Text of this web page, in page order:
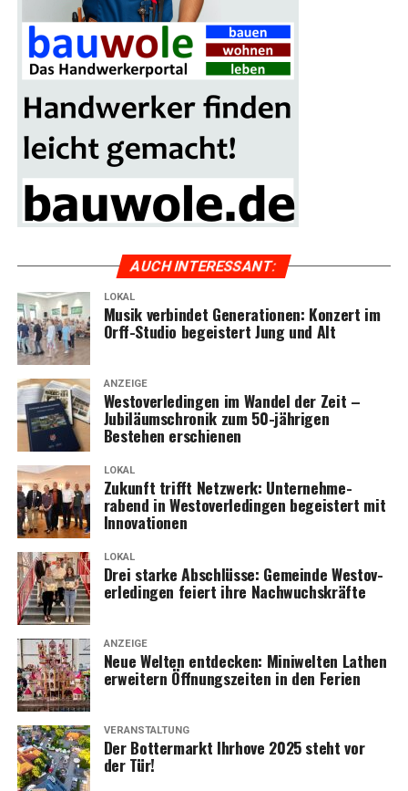
AUCH INTER­ES­SANT:
LOKAL
Musik ver­bin­det Gene­ra­tio­nen: Kon­zert im
Orff-Stu­dio begeis­tert Jung und Alt
ANZEIGE
Wes­t­ov­er­le­din­gen im Wan­del der Zeit –
Jubi­lä­umschro­nik zum 50-jäh­ri­gen
Bestehen erschienen
LOKAL
Zukunft trifft Netz­werk: Unter­neh­me­
rabend in Wes­t­ov­er­le­din­gen begeis­tert mit
Innovationen
LOKAL
Drei star­ke Abschlüs­se: Gemein­de Wes­t­ov­
er­le­din­gen fei­ert ihre Nachwuchskräfte
ANZEIGE
Neue Wel­ten ent­de­cken: Mini­wel­ten Lathen
erwei­tern Öff­nungs­zei­ten in den Ferien
VERANSTALTUNG
Der Bot­ter­markt Ihr­ho­ve 2025 steht vor
der Tür!